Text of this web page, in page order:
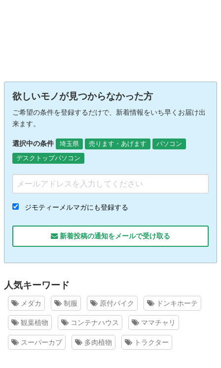
欲しいモノが見つからなかった方
ご希望の条件を登録するだけで、新着情報をいち早くお届け出
来ます。
選択中の条件 埼玉県 売ります・あげます
パソコン
デスクトップパソコン
ジモティーメルマガにも登録する
新着投稿の通知をメールで受け取る
人気キーワード
メダカ 制服 原付バイク ドンキホーテ
観葉植物 コンテナハウス ママチャリ
スーパーカブ 多肉植物 トラクター